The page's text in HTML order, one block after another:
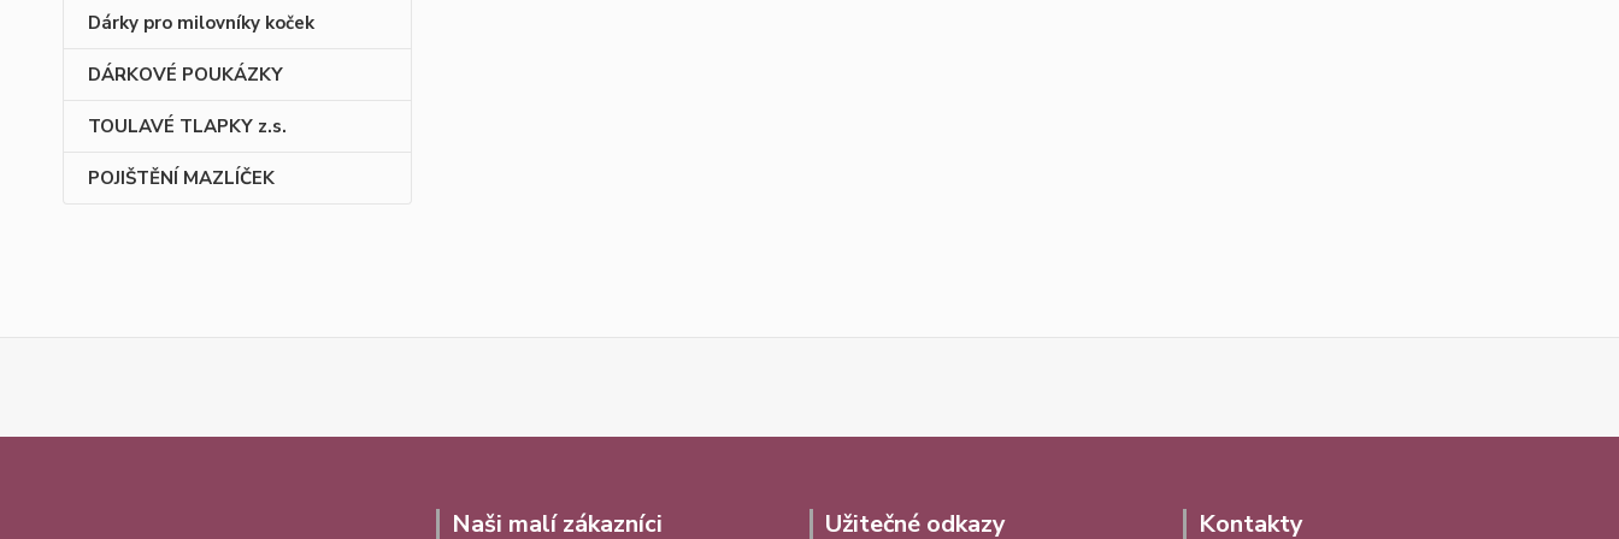
Dárky pro milovníky koček
DÁRKOVÉ POUKÁZKY
TOULAVÉ TLAPKY z.s.
POJIŠTĚNÍ MAZLÍČEK
Naši malí zákazníci Užitečné odkazy Kontakty